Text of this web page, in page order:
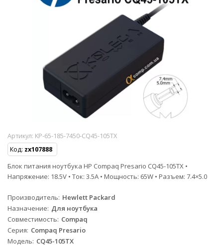
Артикул: KP-65-185-7450-CQ45-105TX
Код: zx107888
Блок питания ноутбука HP Compaq Presario CQ45-105TX •
Напряжение: 18.5V • Ток: 3.5A • Мощность: 65W • Разъем: 7.4×5.0
Производитель Hewlett Packard
Назначение Для ноутбука
Совместимость Compaq
Серия Compaq Presario
Модель CQ45-105TX